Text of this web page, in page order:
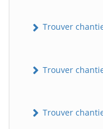
Trouver
Trouver
Trouver